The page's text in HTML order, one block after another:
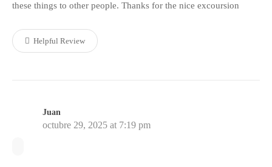
these things to other people. Thanks for the nice excoursion
Helpful Review
Juan
octubre 29, 2025 at 7:19 pm